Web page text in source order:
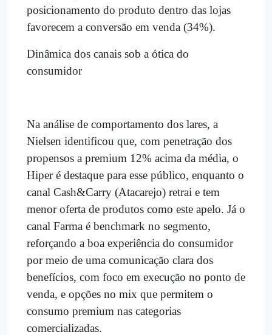
posicionamento do produto dentro das lojas
favorecem a conversão em venda (34%).
Dinâmica dos canais sob a ótica do
consumidor
Na análise de comportamento dos lares, a
Nielsen identificou que, com penetração dos
propensos a premium 12% acima da média, o
Hiper é destaque para esse público, enquanto o
canal Cash&Carry (Atacarejo) retrai e tem
menor oferta de produtos como este apelo. Já o
canal Farma é benchmark no segmento,
reforçando a boa experiência do consumidor
por meio de uma comunicação clara dos
benefícios, com foco em execução no ponto de
venda, e opções no mix que permitem o
consumo premium nas categorias
comercializadas.